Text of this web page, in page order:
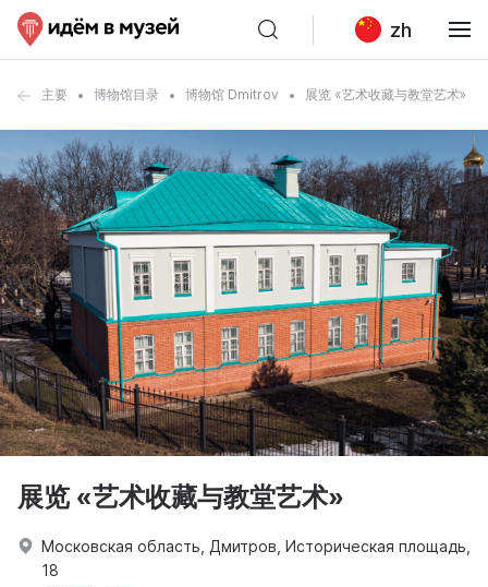
zh
主要 博物馆目录 博物馆 Dmitrov 展览 «艺术收藏与教堂艺术»
展览 «艺术收藏与教堂艺术»
Московская область, Дмитров, Историческая площадь,
18